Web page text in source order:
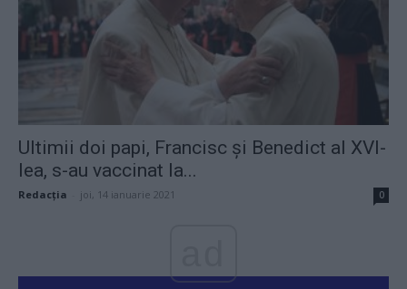
Ultimii doi papi, Francisc și Benedict al XVI-
lea, s-au vaccinat la...
Redacţia joi, 14 ianuarie 2021 0